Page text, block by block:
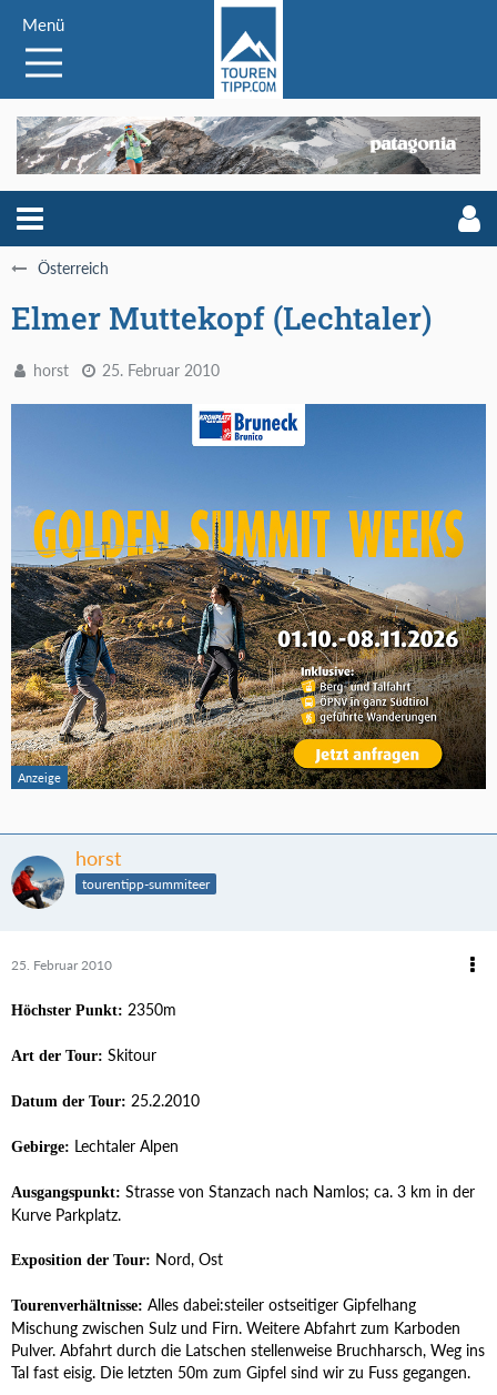
Menü
Österreich
Elmer Muttekopf (Lechtaler)
horst 25. Februar 2010
horst
tourentipp-summiteer
25. Februar 2010
Höchster Punkt: 2350m
Art der Tour: Skitour
Datum der Tour: 25.2.2010
Gebirge: Lechtaler Alpen
Ausgangspunkt: Strasse von Stanzach nach Namlos; ca. 3 km in der
Kurve Parkplatz.
Exposition der Tour: Nord, Ost
Tourenverhältnisse: Alles dabei:steiler ostseitiger Gipfelhang
Mischung zwischen Sulz und Firn. Weitere Abfahrt zum Karboden
Pulver. Abfahrt durch die Latschen stellenweise Bruchharsch, Weg ins
Tal fast eisig. Die letzten 50m zum Gipfel sind wir zu Fuss gegangen.